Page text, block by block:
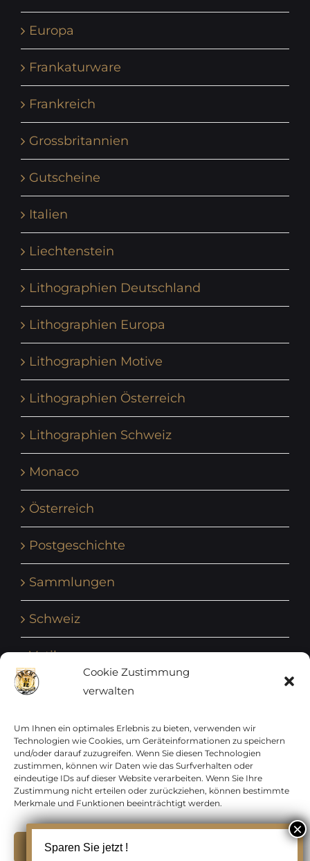
Cookie Zustimmung
verwalten
Um Ihnen ein optimales Erlebnis zu bieten, verwenden wir
Technologien wie Cookies, um Geräteinformationen zu speichern
und/oder darauf zuzugreifen. Wenn Sie diesen Technologien
zustimmen, können wir Daten wie das Surfverhalten oder
eindeutige IDs auf dieser Website verarbeiten. Wenn Sie Ihre
Zustimmung nicht erteilen oder zurückziehen, können bestimmte
Merkmale und Funktionen beeinträchtigt werden.
Europa
Frankaturware
Frankreich
Grossbritannien
Gutscheine
Italien
Liechtenstein
Lithographien Deutschland
Lithographien Europa
Lithographien Motive
Lithographien Österreich
Lithographien Schweiz
Monaco
Österreich
Postgeschichte
Sammlungen
Schweiz
Vatikan
Vereinte Nationen
Vorphilatelie
Zensurbelege Österreich
Zensurbelege Schweiz
Sparen Sie jetzt !